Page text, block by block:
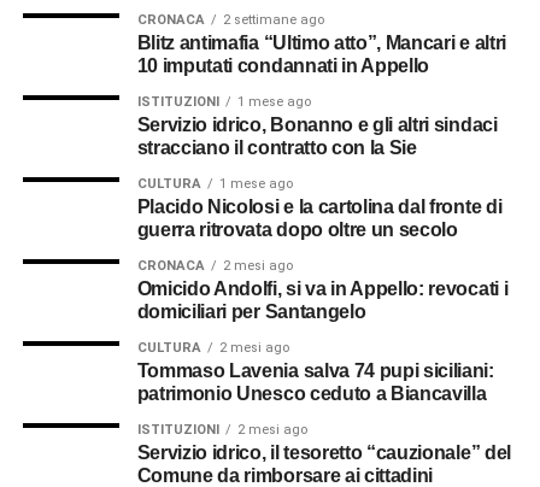
CRONACA 2 settimane ago
Blitz antimafia “Ultimo atto”, Mancari e altri
10 imputati condannati in Appello
ISTITUZIONI 1 mese ago
Servizio idrico, Bonanno e gli altri sindaci
stracciano il contratto con la Sie
CULTURA 1 mese ago
Placido Nicolosi e la cartolina dal fronte di
guerra ritrovata dopo oltre un secolo
CRONACA 2 mesi ago
Omicido Andolfi, si va in Appello: revocati i
domiciliari per Santangelo
CULTURA 2 mesi ago
Tommaso Lavenia salva 74 pupi siciliani:
patrimonio Unesco ceduto a Biancavilla
ISTITUZIONI 2 mesi ago
Servizio idrico, il tesoretto “cauzionale” del
Comune da rimborsare ai cittadini